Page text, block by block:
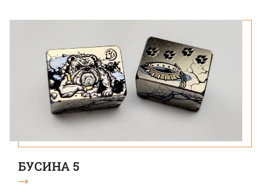
БУСИНА 5